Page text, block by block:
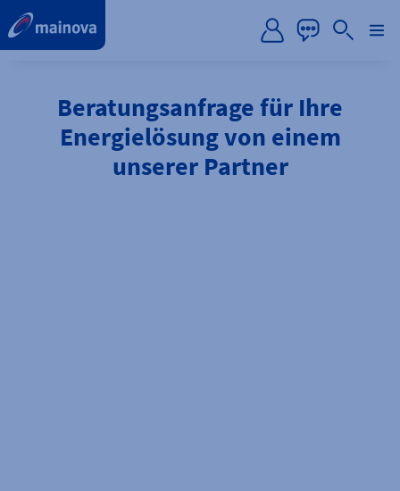
Beratungsanfrage für Ihre
Energielösung von einem
unserer Partner